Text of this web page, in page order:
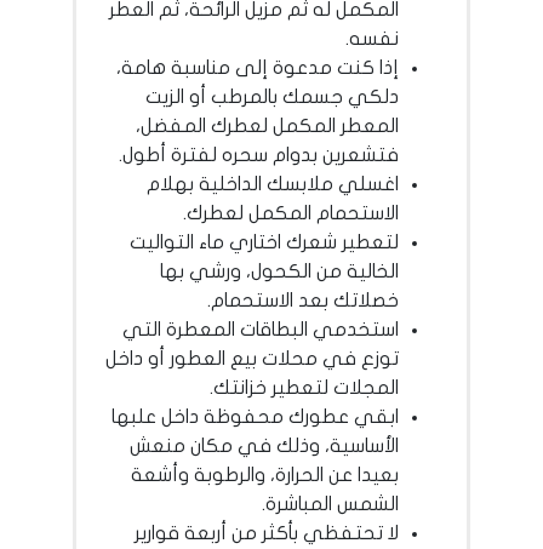
المكمل له ثم مزيل الرائحة، ثم العطر
نفسه.
إذا كنت مدعوة إلى مناسبة هامة،
دلكي جسمك بالمرطب أو الزيت
المعطر المكمل لعطرك المفضل،
فتشعرين بدوام سحره لفترة أطول.
اغسلي ملابسك الداخلية بهلام
الاستحمام المكمل لعطرك.
لتعطير شعرك اختاري ماء التواليت
الخالية من الكحول، ورشي بها
خصلاتك بعد الاستحمام.
استخدمي البطاقات المعطرة التي
توزع في محلات بيع العطور أو داخل
المجلات لتعطير خزانتك.
ابقي عطورك محفوظة داخل علبها
الأساسية، وذلك في مكان منعش
بعيدا عن الحرارة، والرطوبة وأشعة
الشمس المباشرة.
لا تحتفظي بأكثر من أربعة قوارير